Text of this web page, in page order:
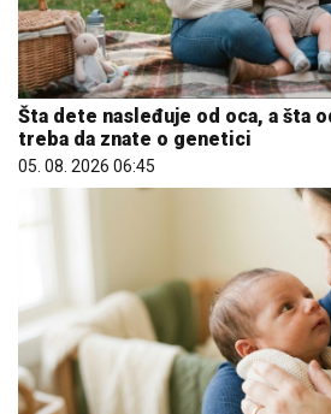
Šta dete nasleđuje od oca, a šta
treba da znate o genetici
05. 08. 2026 06:45